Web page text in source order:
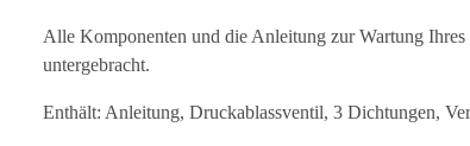
Alle Komponenten und die Anleitung zur Wartung
untergebracht.
Enthält: Anleitung, Druckablassventil, 3 Dichtungen,